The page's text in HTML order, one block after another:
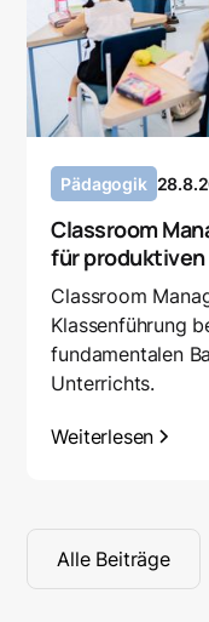
Pädagogik
Classroom
für
Classroom
Klassenführung
fundamentalen
Unterrichts.
Weiterlesen
Alle Beiträge